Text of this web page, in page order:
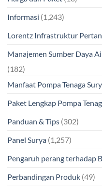
Informasi (1,243)
Lorentz Infrastruktur
Manajemen Sumber Daya
(182)
Manfaat Pompa Tenaga
Paket Lengkap Pompa
Panduan & Tips (302)
Panel Surya (1,257)
Pengaruh perang terhadap
Perbandingan Produk (49)